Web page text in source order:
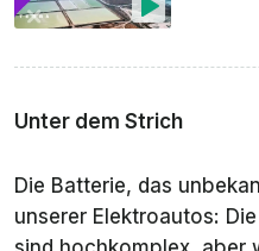
Unter dem Strich
Die Batterie, das
unserer Elektroautos: